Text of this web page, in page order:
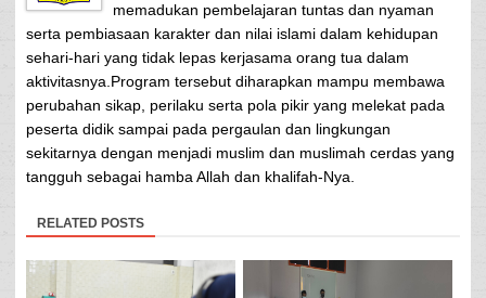
memadukan pembelajaran tuntas dan nyaman
serta pembiasaan karakter dan nilai islami dalam kehidupan
sehari-hari yang tidak lepas kerjasama orang tua dalam
aktivitasnya.Program tersebut diharapkan mampu membawa
perubahan sikap, perilaku serta pola pikir yang melekat pada
peserta didik sampai pada pergaulan dan lingkungan
sekitarnya dengan menjadi muslim dan muslimah cerdas yang
tangguh sebagai hamba Allah dan khalifah-Nya.
RELATED POSTS